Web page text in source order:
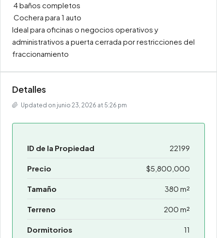
4 baños completos
Cochera para 1 auto
Ideal para oficinas o negocios operativos y
administrativos a puerta cerrada por restricciones del
fraccionamiento
Detalles
Updated on junio 23, 2026 at 5:26 pm
ID de la Propiedad 22199
Precio $5,800,000
Tamaño 380 m²
Terreno 200 m²
Dormitorios 11